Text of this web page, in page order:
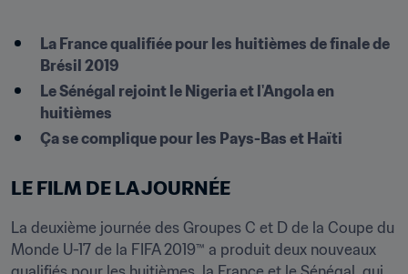
La France qualifiée pour les huitièmes de finale de
Brésil 2019
Le Sénégal rejoint le Nigeria et l'Angola en
huitièmes
Ça se complique pour les Pays-Bas et Haïti
LE FILM DE LA JOURNÉE
La deuxième journée des Groupes C et D de la Coupe du
Monde U-17 de la FIFA 2019™ a produit deux nouveaux